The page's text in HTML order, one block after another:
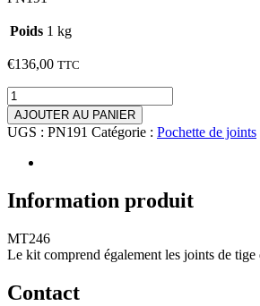
Poids 1 kg
€136,00 TTC
quantité
de
Pochette
de
joints
MT246
(complet)
AJOUTER AU PANIER
UGS : PN191 Catégorie : Pochette de joints
Information produit
MT246
Le kit comprend également les joints de
Contact